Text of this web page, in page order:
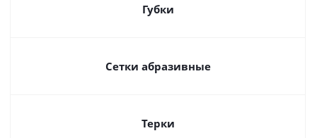
Губки
Сетки абразивные
Терки